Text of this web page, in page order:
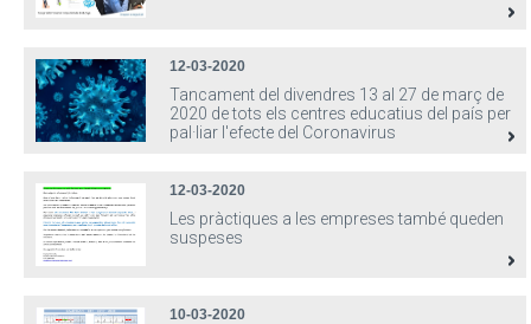
12-03-2020
Tancament del divendres 13 al 27 de març de
2020 de tots els centres educatius del país per
pal·liar l'efecte del Coronavirus
12-03-2020
Les pràctiques a les empreses també queden
suspeses
10-03-2020